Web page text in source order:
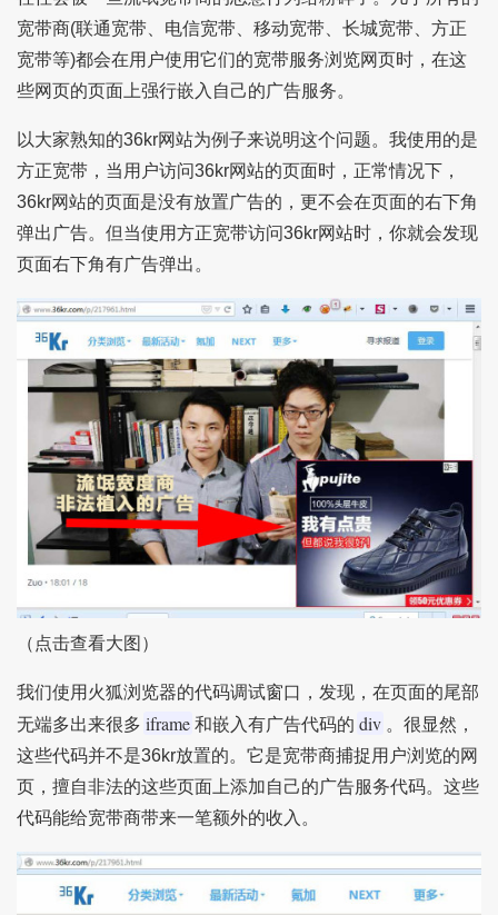
宽带商(联通宽带、电信宽带、移动宽带、长城宽带、方正
宽带等)都会在用户使用它们的宽带服务浏览网页时，在这
些网页的页面上强行嵌入自己的广告服务。
以大家熟知的36kr网站为例子来说明这个问题。我使用的是
方正宽带，当用户访问36kr网站的页面时，正常情况下，
36kr网站的页面是没有放置广告的，更不会在页面的右下角
弹出广告。但当使用方正宽带访问36kr网站时，你就会发现
页面右下角有广告弹出。
（点击查看大图）
我们使用火狐浏览器的代码调试窗口，发现，在页面的尾部
无端多出来很多 iframe 和嵌入有广告代码的 div 。很显然，
这些代码并不是36kr放置的。它是宽带商捕捉用户浏览的网
页，擅自非法的这些页面上添加自己的广告服务代码。这些
代码能给宽带商带来一笔额外的收入。